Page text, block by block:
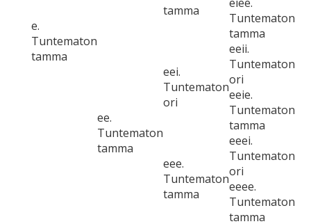
e.
Tuntematon
tamma
tamma
Tuntematon
tamma
ee.
Tuntematon
tamma
eei.
Tuntematon
ori
eeii.
Tuntematon
ori
eeie.
Tuntematon
tamma
eee.
Tuntematon
tamma
eeei.
Tuntematon
ori
eeee.
Tuntematon
tamma